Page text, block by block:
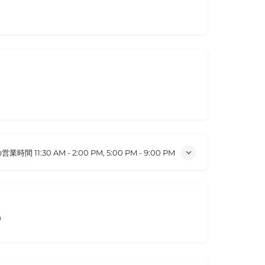
業時間 11:30 AM - 2:00 PM, 5:00 PM - 9:00 PM